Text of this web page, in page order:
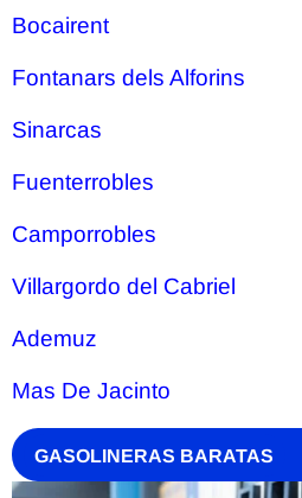
Bocairent
Fontanars dels Alforins
Sinarcas
Fuenterrobles
Camporrobles
Villargordo del Cabriel
Ademuz
Mas De Jacinto
GASOLINERAS BARATAS